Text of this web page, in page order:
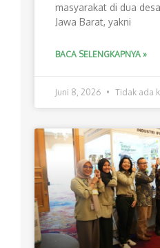
masyarakat di dua
Jawa Barat, yakni
BACA SELENGKAPNYA »
Juni 8, 2026 Tidak ada